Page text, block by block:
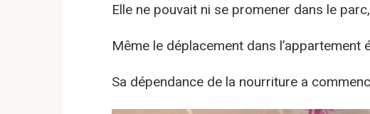
Elle ne pouvait ni se promener dans le
Même le déplacement dans l’appartement
Sa dépendance de la nourriture a